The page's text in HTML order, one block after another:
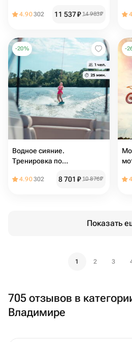
4.90302 11 537₽ 14 983₽
-20%
Водное сияние.
Тренировка по
4.90302 8 701 ₽ 10 876₽
-
Показать
1 2 3
705 отзывов в
Владимире